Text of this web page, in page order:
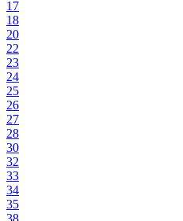
17
18
20
22
23
24
25
26
27
28
30
32
33
34
35
38